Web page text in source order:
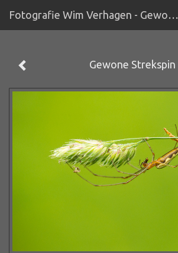
Fotografie Wim Verhagen - Gewone Strekspin
Gewone Strekspin